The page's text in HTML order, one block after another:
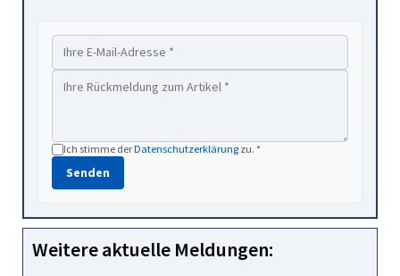
Ich stimme derDatenschutzerklärung zu. *
Senden
Weitere aktuelle Meldungen: